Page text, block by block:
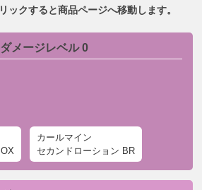
ックすると商品ページへ移動します。
ダメージレベル 0
カールマイン
セカンドローション BR